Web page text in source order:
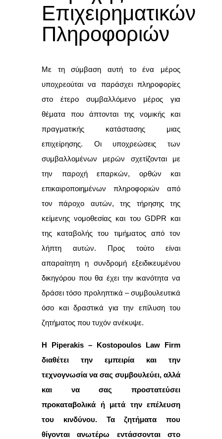
Επιχειρηματικών
Πληροφοριών
Με τη σύμβαση αυτή το ένα μέρος
υποχρεούται να παράσχει πληροφορίες
στο έτερο συμβαλλόμενο μέρος για
θέματα που άπτονται της νομικής και
πραγματικής κατάστασης μιας
επιχείρησης. Οι υποχρεώσεις των
συμβαλλομένων μερών σχετίζονται με
την παροχή επαρκών, ορθών και
επικαιροποιημένων πληροφοριών από
τον πάροχο αυτών, της τήρησης της
κείμενης νομοθεσίας και του GDPR και
της καταβολής του τιμήματος από τον
λήπτη αυτών. Προς τούτο είναι
απαραίτητη η συνδρομή εξειδικευμένου
δικηγόρου που θα έχει την ικανότητα να
δράσει τόσο προληπτικά – συμβουλευτικά
όσο και δραστικά για την επίλυση του
ζητήματος που τυχόν ανέκυψε.
Η Piperakis – Kostopoulos Law Firm
διαθέτει την εμπειρία και την
τεχνογνωσία να σας συμβουλεύει, αλλά
και να σας προστατεύσει
προκαταβολικά ή μετά την επέλευση
του κινδύνου. Τα ζητήματα που
θίγονται ανωτέρω εντάσσονται στο